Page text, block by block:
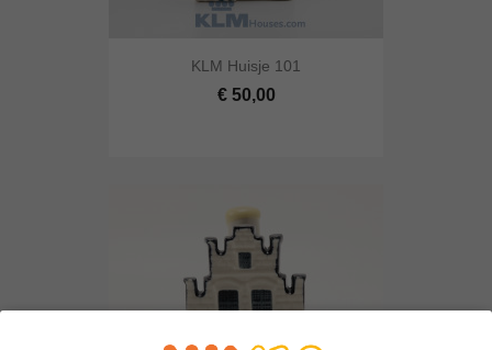
KLM Huisje 101
€ 50,00